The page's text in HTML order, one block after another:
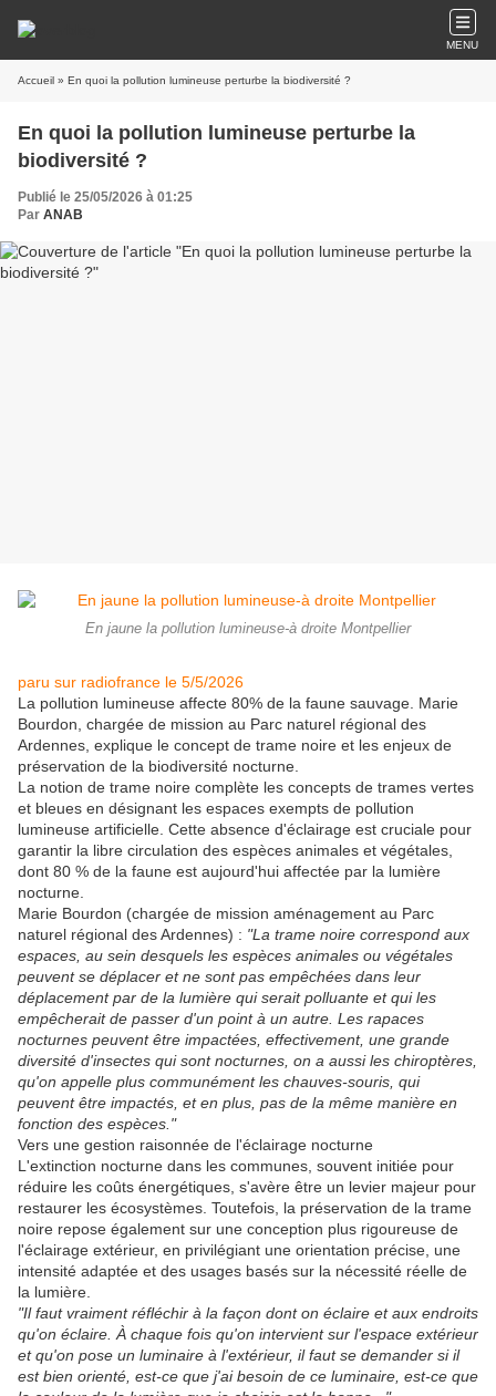
MENU
Accueil » En quoi la pollution lumineuse perturbe la biodiversité ?
En quoi la pollution lumineuse perturbe la
biodiversité ?
Publié le 25/05/2026 à 01:25
Par ANAB
En jaune la pollution lumineuse-à droite Montpellier
paru sur radiofrance le 5/5/2026
La pollution lumineuse affecte 80% de la faune sauvage. Marie
Bourdon, chargée de mission au Parc naturel régional des
Ardennes, explique le concept de trame noire et les enjeux de
préservation de la biodiversité nocturne.
La notion de trame noire complète les concepts de trames vertes
et bleues en désignant les espaces exempts de pollution
lumineuse artificielle. Cette absence d'éclairage est cruciale pour
garantir la libre circulation des espèces animales et végétales,
dont 80 % de la faune est aujourd'hui affectée par la lumière
nocturne.
Marie Bourdon (chargée de mission aménagement au Parc
naturel régional des Ardennes) : "La trame noire correspond aux
espaces, au sein desquels les espèces animales ou végétales
peuvent se déplacer et ne sont pas empêchées dans leur
déplacement par de la lumière qui serait polluante et qui les
empêcherait de passer d'un point à un autre. Les rapaces
nocturnes peuvent être impactées, effectivement, une grande
diversité d'insectes qui sont nocturnes, on a aussi les chiroptères,
qu'on appelle plus communément les chauves-souris, qui
peuvent être impactés, et en plus, pas de la même manière en
fonction des espèces."
Vers une gestion raisonnée de l'éclairage nocturne
L'extinction nocturne dans les communes, souvent initiée pour
réduire les coûts énergétiques, s'avère être un levier majeur pour
restaurer les écosystèmes. Toutefois, la préservation de la trame
noire repose également sur une conception plus rigoureuse de
l'éclairage extérieur, en privilégiant une orientation précise, une
intensité adaptée et des usages basés sur la nécessité réelle de
la lumière.
"Il faut vraiment réfléchir à la façon dont on éclaire et aux endroits
qu'on éclaire. À chaque fois qu'on intervient sur l'espace extérieur
et qu'on pose un luminaire à l'extérieur, il faut se demander si il
est bien orienté, est-ce que j'ai besoin de ce luminaire, est-ce que